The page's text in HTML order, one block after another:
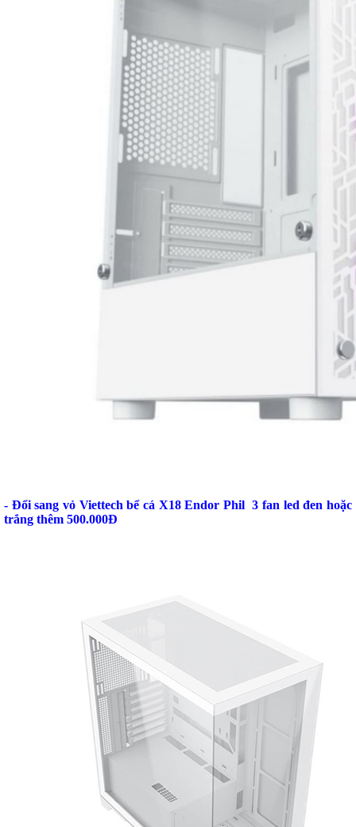
- Đổi sang vỏ Viettech bể cá X18 Endor Phil 3 fan led đen hoặc
trắng thêm 500.000Đ